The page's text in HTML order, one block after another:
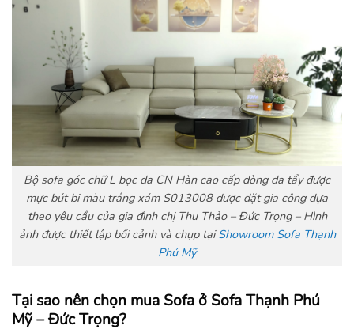
Bộ sofa góc chữ L bọc da CN Hàn cao cấp dòng da tẩy được
mực bút bi màu trắng xám S013008 được đặt gia công dựa
theo yêu cầu của gia đình chị Thu Thảo – Đức Trọng – Hình
ảnh được thiết lập bối cảnh và chụp tạiShowroom Sofa Thạnh
Phú Mỹ
Tại sao nên chọn mua Sofa ở Sofa Thạnh Phú
Mỹ – Đức Trọng?